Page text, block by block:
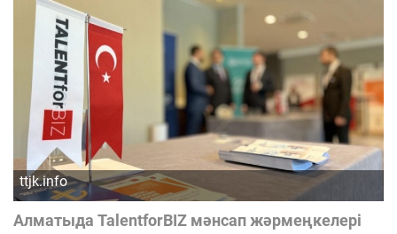
ttjk.info
Алматыда TalentforBIZ мәнсап жәрмеңкелері